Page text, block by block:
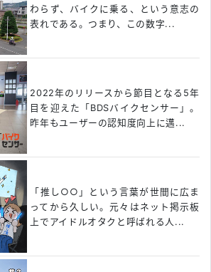
わらず、バイクに乗る、という意志の
表れである。つまり、この数字...
2022年のリリースから節目となる5年
目を迎えた「BDSバイクセンサー」。
昨年もユーザーの認知度向上に邁...
「推し○○」という言葉が世間に広ま
ってから久しい。元々はネット掲示板
上でアイドルオタクと呼ばれる人...